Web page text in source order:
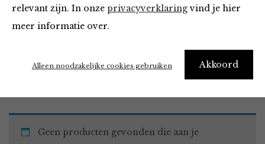
relevant zijn. In onze privacyverklaringvind je hier
meer informatie over.
Akkoord
Alleen noodzakelijke cookies gebruiken
Home Winkel Kleding Blazers & Jassen
Geen producten gevonden die aan je